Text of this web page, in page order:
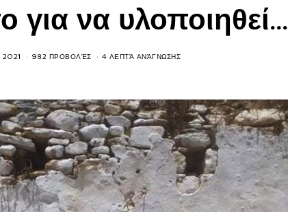
για να υλοποιηθεί…
2021 982 ΠΡΟΒΟΛΈΣ 4 ΛΕΠΤΆ ΑΝΆΓΝΩΣΗΣ